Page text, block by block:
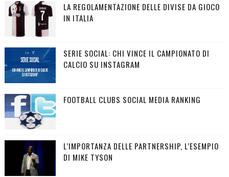
LA REGOLAMENTAZIONE DELLE DIVISE DA GIOCO
IN ITALIA
SERIE SOCIAL: CHI VINCE IL CAMPIONATO DI
CALCIO SU INSTAGRAM
FOOTBALL CLUBS SOCIAL MEDIA RANKING
L’IMPORTANZA DELLE PARTNERSHIP, L’ESEMPIO
DI MIKE TYSON